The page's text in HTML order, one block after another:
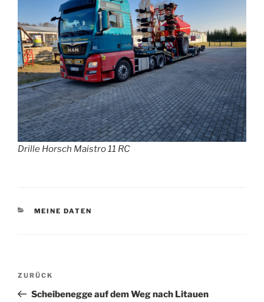
Drille Horsch Maistro 11 RC
KATEGORIEN
MEINE DATEN
Beitragsnavigation
Vorheriger
Beitrag
ZURÜCK
Scheibenegge auf dem Weg nach Litauen